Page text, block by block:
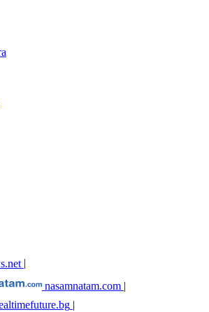
nasamnatam.com |
|